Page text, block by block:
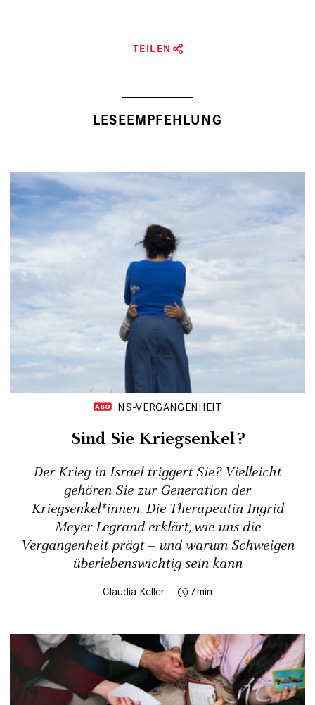
TEILEN
LESEEMPFEHLUNG
NS-VERGANGENHEIT
Sind Sie Kriegsenkel?
Der Krieg in Israel triggert Sie? Vielleicht
gehören Sie zur Generation der
Kriegsenkel*innen. Die Therapeutin Ingrid
Meyer-Legrand erklärt, wie uns die
Vergangenheit prägt – und warum Schweigen
überlebenswichtig sein kann
Claudia Keller 7